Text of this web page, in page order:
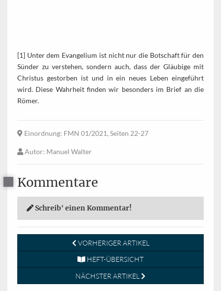
[1] Unter dem Evangelium ist nicht nur die Botschaft für den
Sünder zu verstehen, sondern auch, dass der Gläubige mit
Christus gestorben ist und in ein neues Leben eingeführt
wird. Diese Wahrheit finden wir besonders im Brief an die
Römer.
Einordnung: FMN 01/2021, Seiten 22-27
Autor: Manuel Walter
Kommentare
Schreib' einen Kommentar!
VORHERIGER ARTIKEL
HEFT-ÜBERSICHT
NÄCHSTER ARTIKEL